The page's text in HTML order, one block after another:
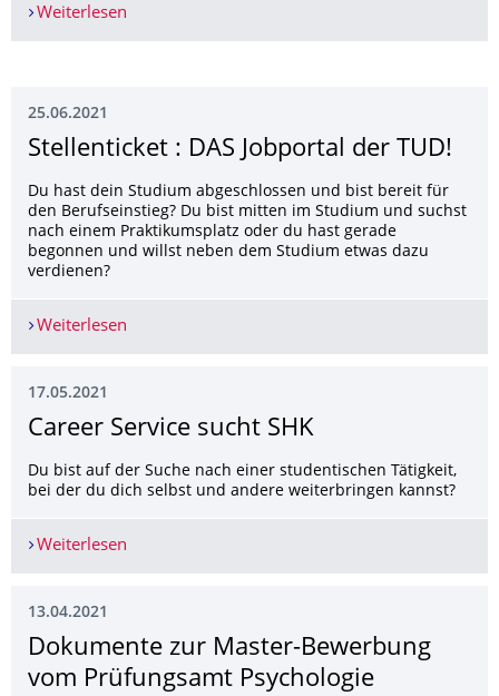
Weiterlesen
25.06.2021
Stellenticket : DAS Jobportal der TUD!
Du hast dein Studium abgeschlossen und bist bereit für
den Berufseinstieg? Du bist mitten im Studium und suchst
nach einem Praktikumsplatz oder du hast gerade
begonnen und willst neben dem Studium etwas dazu
verdienen?
Weiterlesen
17.05.2021
Career Service sucht SHK
Du bist auf der Suche nach einer studentischen Tätigkeit,
bei der du dich selbst und andere weiterbringen kannst?
Weiterlesen
13.04.2021
Dokumente zur Master-Bewerbung
vom Prüfungsamt Psychologie